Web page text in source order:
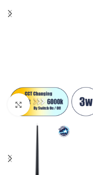
Κλικ για μεγέθυνση